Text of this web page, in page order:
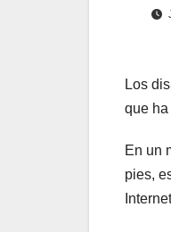
Los
que
En‌ un
pies,